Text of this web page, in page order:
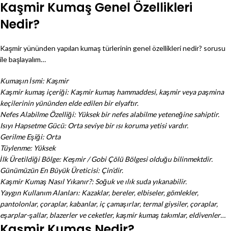
Kaşmir Kumaş Genel Özellikleri
Nedir?
Kaşmir yününden yapılan kumaş türlerinin genel özellikleri nedir? sorusu
ile başlayalım…
Kumaşın İsmi: Kaşmir
Kaşmir kumaş içeriği: Kaşmir kumaş hammaddesi, kaşmir veya paşmina
keçilerinin yününden elde edilen bir elyaftır.
Nefes Alabilme Özelliği: Yüksek bir nefes alabilme yeteneğine sahiptir.
Isıyı Hapsetme Gücü: Orta seviye bir ısı koruma yetisi vardır.
Gerilme Eşiği: Orta
Tüylenme: Yüksek
İlk Üretildiği Bölge: Keşmir / Gobi Çölü Bölgesi olduğu bilinmektdir.
Günümüzün En Büyük Üreticisi: Çin’dir.
Kaşmir Kumaş Nasıl Yıkanır?: Soğuk ve ılık suda yıkanabilir.
Yaygın Kullanım Alanları: Kazaklar, bereler, elbiseler, gömlekler,
pantolonlar, çoraplar, kabanlar, iç çamaşırlar, termal giysiler, çoraplar,
eşarplar-şallar, blazerler ve ceketler, kaşmir kumaş takımlar, eldivenler…